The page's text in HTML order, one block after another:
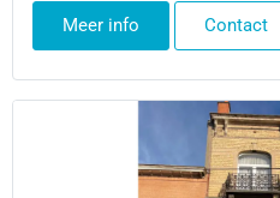
Meer info Contact